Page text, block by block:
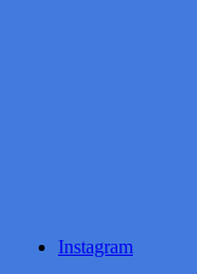
Instagram